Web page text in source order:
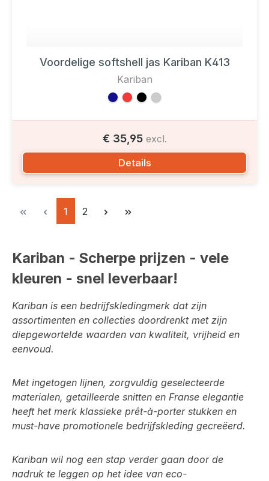
Voordelige softshell jas Kariban K413
Kariban
€ 35,95 excl.
Details
Pagina
1 Pagina
2
Kariban - Scherpe prijzen - vele
kleuren - snel leverbaar!
Kariban is een bedrijfskledingmerk dat zijn
assortimenten en collecties doordrenkt met zijn
diepgewortelde waarden van kwaliteit, vrijheid en
eenvoud.
Met ingetogen lijnen, zorgvuldig geselecteerde
materialen, getailleerde snitten en Franse elegantie
heeft het merk klassieke prêt-à-porter stukken en
must-have promotionele bedrijfskleding gecreëerd.
Kariban wil nog een stap verder gaan door de
nadruk te leggen op het idee van eco-